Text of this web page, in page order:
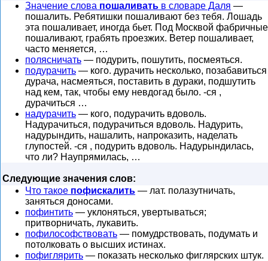
Значение слова пошаливать в словаре Даля —
пошалить. Ребятишки пошаливают без тебя. Лошадь
эта пошаливает, иногда бьет. Под Москвой фабричные
пошаливают, грабять проезжих. Ветер пошаливает,
часто меняется, …
полясничать — подурить, пошутить, посмеяться.
подурачить — кого. дурачить несколько, позабавиться
дурача, насмеяться, поставить в дураки, подшутить
над кем, так, чтобы ему невдогад было. -ся ,
дурачиться …
надурачить — кого, подурачить вдоволь.
Надурачиться, подурачиться вдоволь. Надурить,
надурындить, нашалить, напроказить, наделать
глупостей. -ся , подурить вдоволь. Надурындилась,
что ли? Наупрямилась, …
Следующие значения слов:
Что такое пофискалить — лат. полазутничать,
заняться доносами.
пофинтить — уклоняться, увертываться;
притворничать, лукавить.
пофилософствовать — помудрствовать, подумать и
потолковать о высших истинах.
пофиглярить — показать несколько фиглярских штук.